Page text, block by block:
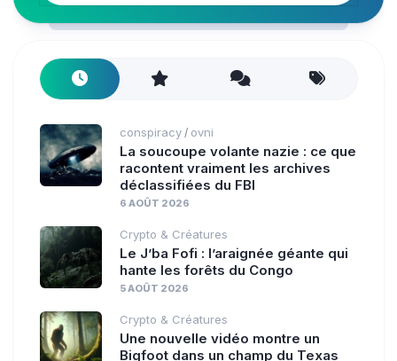
conspiracy / ovni
La soucoupe volante nazie : ce que
racontent vraiment les archives
déclassifiées du FBI
6 AOÛT 2026
Crypto & Créatures
Le J’ba Fofi : l’araignée géante qui
hante les forêts du Congo
5 AOÛT 2026
Crypto & Créatures
Une nouvelle vidéo montre un
Bigfoot dans un champ du Texas